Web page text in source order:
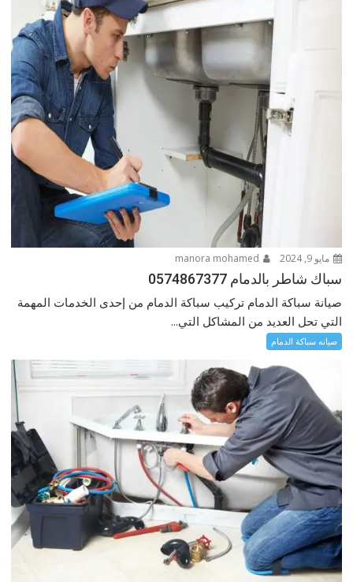
مايو 9, 2024
سباك شاطر بالدمام 0574867377
صيانة سباكة الدمام تركيب سباكة الدمام من إحدى الخدمات المهمة
التي تحل العديد من المشاكل التي...
صيانه سباكة الدمام